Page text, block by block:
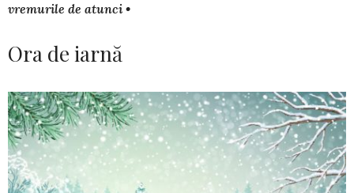
vremurile de atunci •
Ora de iarnă